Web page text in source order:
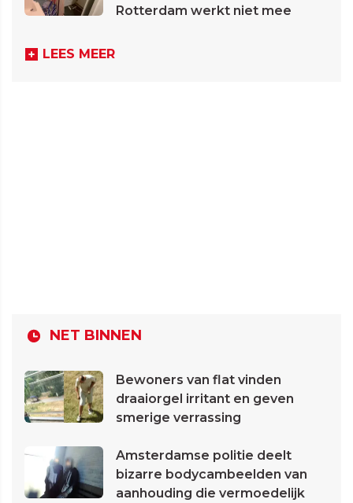
Rotterdam werkt niet mee
LEES MEER
NET BINNEN
Bewoners van flat vinden
draaiorgel irritant en geven
smerige verrassing
Amsterdamse politie deelt
bizarre bodycambeelden van
aanhouding die vermoedelijk